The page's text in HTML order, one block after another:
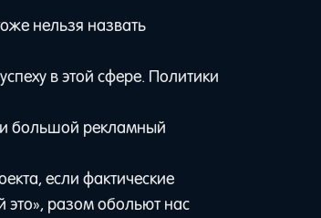
нельзя назвать
в этой сфере. Политики
и большой рекламный
если фактические
это», разом обольют нас